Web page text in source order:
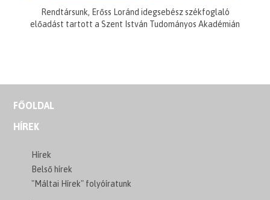
Rendtársunk, Erőss Loránd idegsebész székfoglaló
előadást tartott a Szent István Tudományos Akadémián
FŐOLDAL
HÍREK
Hírek
Belső hírek
"Máltai Hírek" folyóíratunk